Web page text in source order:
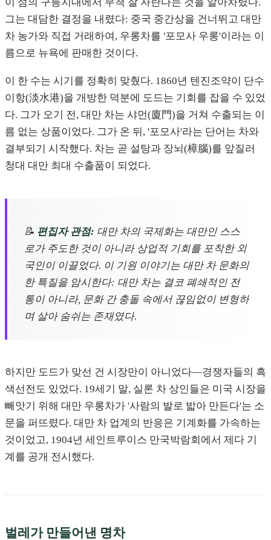
그는 대담한 결정을 내렸다: 중국 중간상을 건너뛰고 대만
차 농가와 직접 거래하여, 우롱차를 '포모사 우롱'이라는 이
름으로 뉴욕에 판매한 것이다.
이 한 수는 시기를 정확히 맞췄다. 1860년 텐진조약이 단수
이항(淡水港)을 개방한 덕분에 도드는 기회를 잡을 수 있었
다. 그가 오기 전, 대만 차는 샤먼(廈門)을 거쳐 수출되는 이
름 없는 상품이었다. 그가 온 뒤, '포모사'라는 단어는 차와
결부되기 시작했다. 차는 곧 설탕과 장뇌(樟腦)를 앞질러
청대 대만 최대 수출품이 되었다.
📝 편집자 관점: 대만 차의 국제화는 대만인 스스
로가 주도한 것이 아니라 상업적 기회를 포착한 외
국인이 이끌었다. 이 기원 이야기는 대만 차 문화의
한 특질을 암시한다: 대만 차는 결코 폐쇄적인 전
통이 아니라, 문화 간 충돌 속에서 끊임없이 변형하
며 살아 숨쉬는 존재였다.
하지만 도드가 맞선 건 시장만이 아니었다—경쟁자들의 흑
색선전도 있었다. 19세기 말, 실론 차 상인들은 미국 시장을
빼앗기 위해 대만 우롱차가 '사람의 발로 밟아 만든다'는 소
문을 퍼뜨렸다. 대만 차 업계의 반응은 기계화를 가속하는
것이었고, 1904년 세인트루이스 만국박람회에서 제다 기
계를 공개 전시했다.
벌레가 만들어낸 명차